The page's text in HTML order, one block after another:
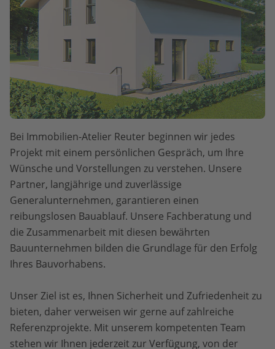
Bei Immobilien-Atelier Reuter beginnen wir jedes
Projekt mit einem persönlichen Gespräch, um Ihre
Wünsche und Vorstellungen zu verstehen. Unsere
Partner, langjährige und zuverlässige
Generalunternehmen, garantieren einen
reibungslosen Bauablauf. Unsere Fachberatung und
die Zusammenarbeit mit diesen bewährten
Bauunternehmen bilden die Grundlage für den Erfolg
Ihres Bauvorhabens.
Unser Ziel ist es, Ihnen Sicherheit und Zufriedenheit zu
bieten, daher verweisen wir gerne auf zahlreiche
Referenzprojekte. Mit unserem kompetenten Team
stehen wir Ihnen jederzeit zur Verfügung, von der